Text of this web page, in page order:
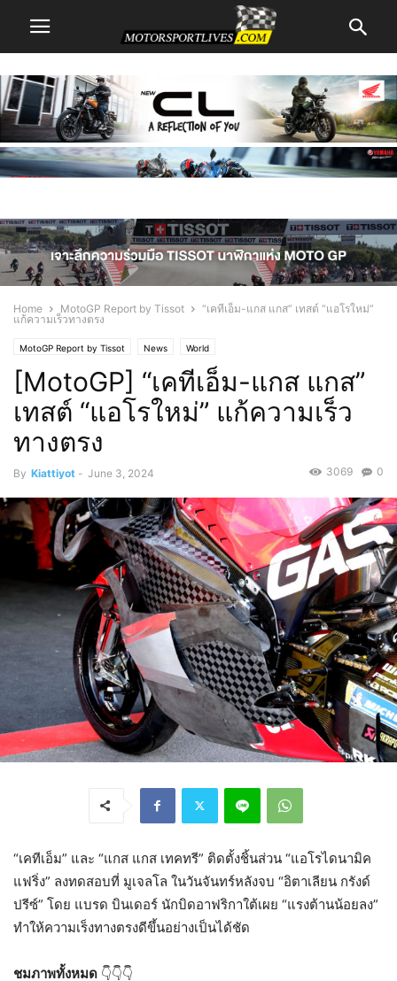
Home MotoGP Report by Tissot
“เคทีเอ็ม-แกส แกส” เทสต์ “แอโรใหม่”
แก้ความเร็วทางตรง
MotoGP Report by Tissot News World
[MotoGP] “เคทีเอ็ม-แกส แกส”
เทสต์ “แอโรใหม่” แก้ความเร็ว
ทางตรง
By Kiattiyot - June 3, 2024 0
3069
“เคทีเอ็ม” และ “แกส แกส เทคทรี” ติดตั้งชิ้นส่วน “แอโรไดนามิค
แฟริ่ง” ลงทดสอบที่ มูเจลโล ในวันจันทร์หลังจบ “อิตาเลียน กรังด์
ปรีซ์” โดย แบรด บินเดอร์ นักบิดอาฟริกาใต้เผย “แรงต้านน้อยลง”
ทำให้ความเร็งทางตรงดีขึ้นอย่างเป็นได้ชัด
ชมภาพทั้งหมด 👇👇👇